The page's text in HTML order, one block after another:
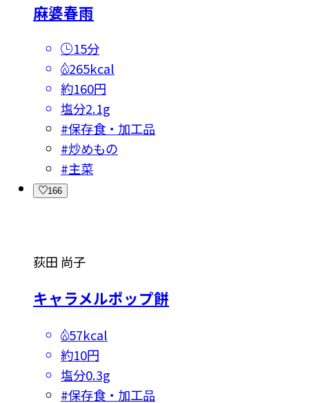
麻婆春雨
15分
265kcal
約160円
塩分2.1g
#保存食・加工品
#炒めもの
#主菜
166
荻田 尚子
キャラメルポップ餅
57kcal
約10円
塩分0.3g
#保存食・加工品